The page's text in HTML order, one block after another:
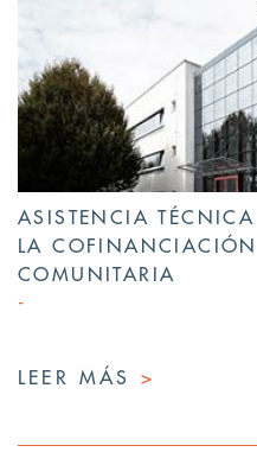
ASISTENCIA
LA COFINANCIACIÓN
COMUNITARIA
LEER MÁS >